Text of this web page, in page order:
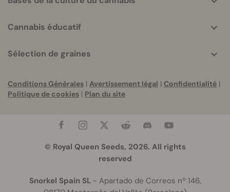
Cannabis éducatif
Sélection de graines
Conditions Générales | Avertissement légal | Confidentialité |
Politique de cookies | Plan du site
© Royal Queen Seeds, 2026. All rights
reserved
Snorkel Spain SL- Apartado de Correos nº 146,